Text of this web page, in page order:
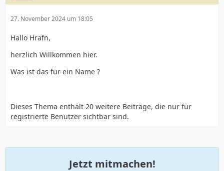
27. November 2024 um 18:05
Hallo Hrafn,
herzlich Willkommen hier.
Was ist das für ein Name ?
Dieses Thema enthält 20 weitere Beiträge, die nur für
registrierte Benutzer sichtbar sind.
Jetzt mitmachen!